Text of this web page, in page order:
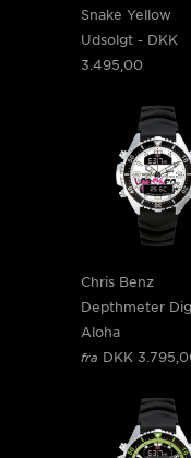
Snake Yellow
Udsolgt - DKK
3.495,00
Chris Benz
Depthmeter
Aloha
fra DKK